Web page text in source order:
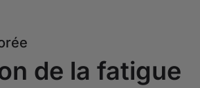
de la fatigue